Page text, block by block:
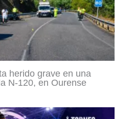
herido grave en una
N-120, en Ourense